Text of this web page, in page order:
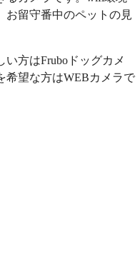
お留守番中のペットの見
方はFruboドッグカメ
希望な方はWEBカメラで